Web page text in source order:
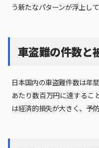
う新たなパターンが浮上し
車盗難の件数と
日本国内の車盗難件数は年
あたり数百万円に達するこ
は経済的損失が大きく、予